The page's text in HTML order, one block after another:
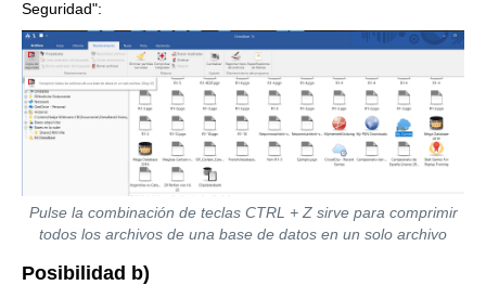
Seguridad":
Pulse la combinación de teclas CTRL + Z sirve para comprimir
todos los archivos de una base de datos en un solo archivo
Posibilidad b)